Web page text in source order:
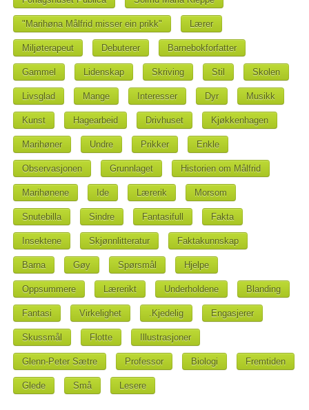
"Marihøna Målfrid misser ein prikk" Lærer
Miljøterapeut Debuterer Barnebokforfatter
Gammel Lidenskap Skriving Stil Skolen
Livsglad Mange Interesser Dyr Musikk
Kunst Hagearbeid Drivhuset Kjøkkenhagen
Marihøner Undre Prikker Enkle
Observasjonen Grunnlaget Historien om Målfrid
Marihønene Ide Lærerik Morsom
Snutebilla Sindre Fantasifull Fakta
Insektene Skjønnlitteratur Faktakunnskap
Barna Gøy Spørsmål Hjelpe
Oppsummere Lærerikt Underholdene Blanding
Fantasi Virkelighet .Kjedelig Engasjerer
Skussmål Flotte Illustrasjoner
Glenn-Peter Sætre Professor Biologi Fremtiden
Glede Små Lesere